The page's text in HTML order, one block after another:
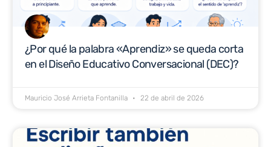
¿Por qué la palabra «Aprendiz» se queda corta
en el Diseño Educativo Conversacional (DEC)?
Mauricio José Arrieta Fontanilla 22 de abril de 2026